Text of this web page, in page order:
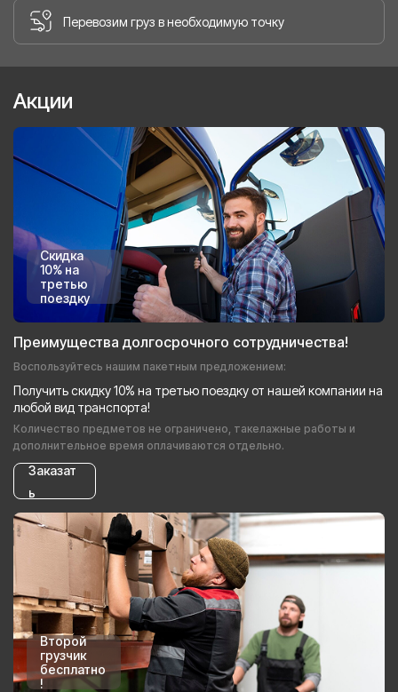
Перевозим груз в необходимую точку
Акции
Скидка
10% на
третью
поездку
Преимущества долгосрочного сотрудничества!
Воспользуйтесь нашим пакетным предложением:
Получить скидку 10% на третью поездку от нашей компании на
любой вид транспорта!
Количество предметов не ограничено, такелажные работы и
дополнительное время оплачиваются отдельно.
Заказат
ь
Второй
грузчик
бесплатно
!